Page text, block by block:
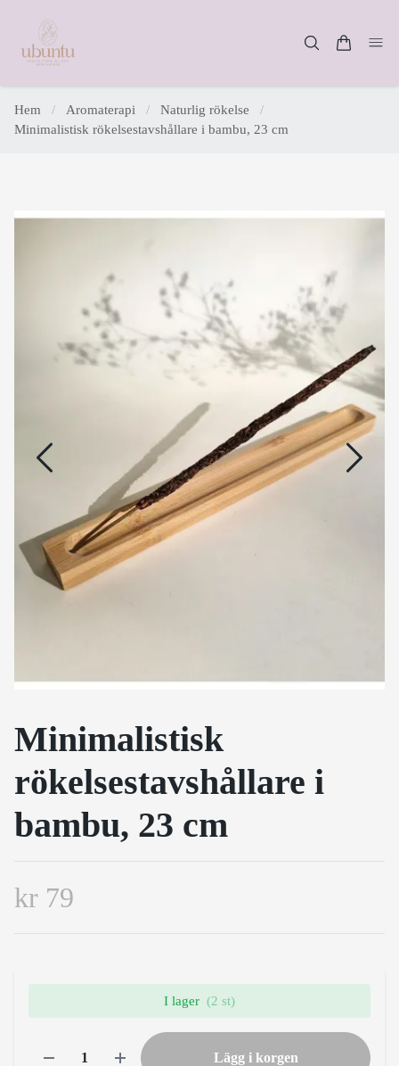
Hem / Aromaterapi / Naturlig rökelse
/
Minimalistisk rökelsestavshållare i bambu, 23 cm
Minimalistisk
rökelsestavshållare i
bambu, 23 cm
kr 79
I lager (2 st)
Lägg i korgen